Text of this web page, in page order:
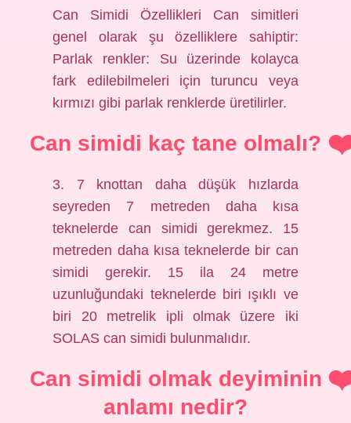
Can Simidi Özellikleri Can simitleri
genel olarak şu özelliklere sahiptir:
Parlak renkler: Su üzerinde kolayca
fark edilebilmeleri için turuncu veya
kırmızı gibi parlak renklerde üretilirler.
Can simidi kaç tane olmalı?
3. 7 knottan daha düşük hızlarda
seyreden 7 metreden daha kısa
teknelerde can simidi gerekmez. 15
metreden daha kısa teknelerde bir can
simidi gerekir. 15 ila 24 metre
uzunluğundaki teknelerde biri ışıklı ve
biri 20 metrelik ipli olmak üzere iki
SOLAS can simidi bulunmalıdır.
Can simidi olmak deyiminin
anlamı nedir?